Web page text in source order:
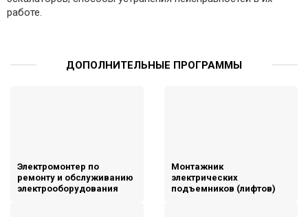
работе.
ДОПОЛНИТЕЛЬНЫЕ ПРОГРАММЫ
Электромонтер по
ремонту и обслуживанию
электрооборудования
Монтажник
электрических
подъемников (лифтов)